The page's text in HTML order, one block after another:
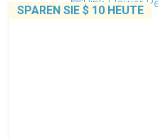
SPAREN SIE $ 10 HEUTE